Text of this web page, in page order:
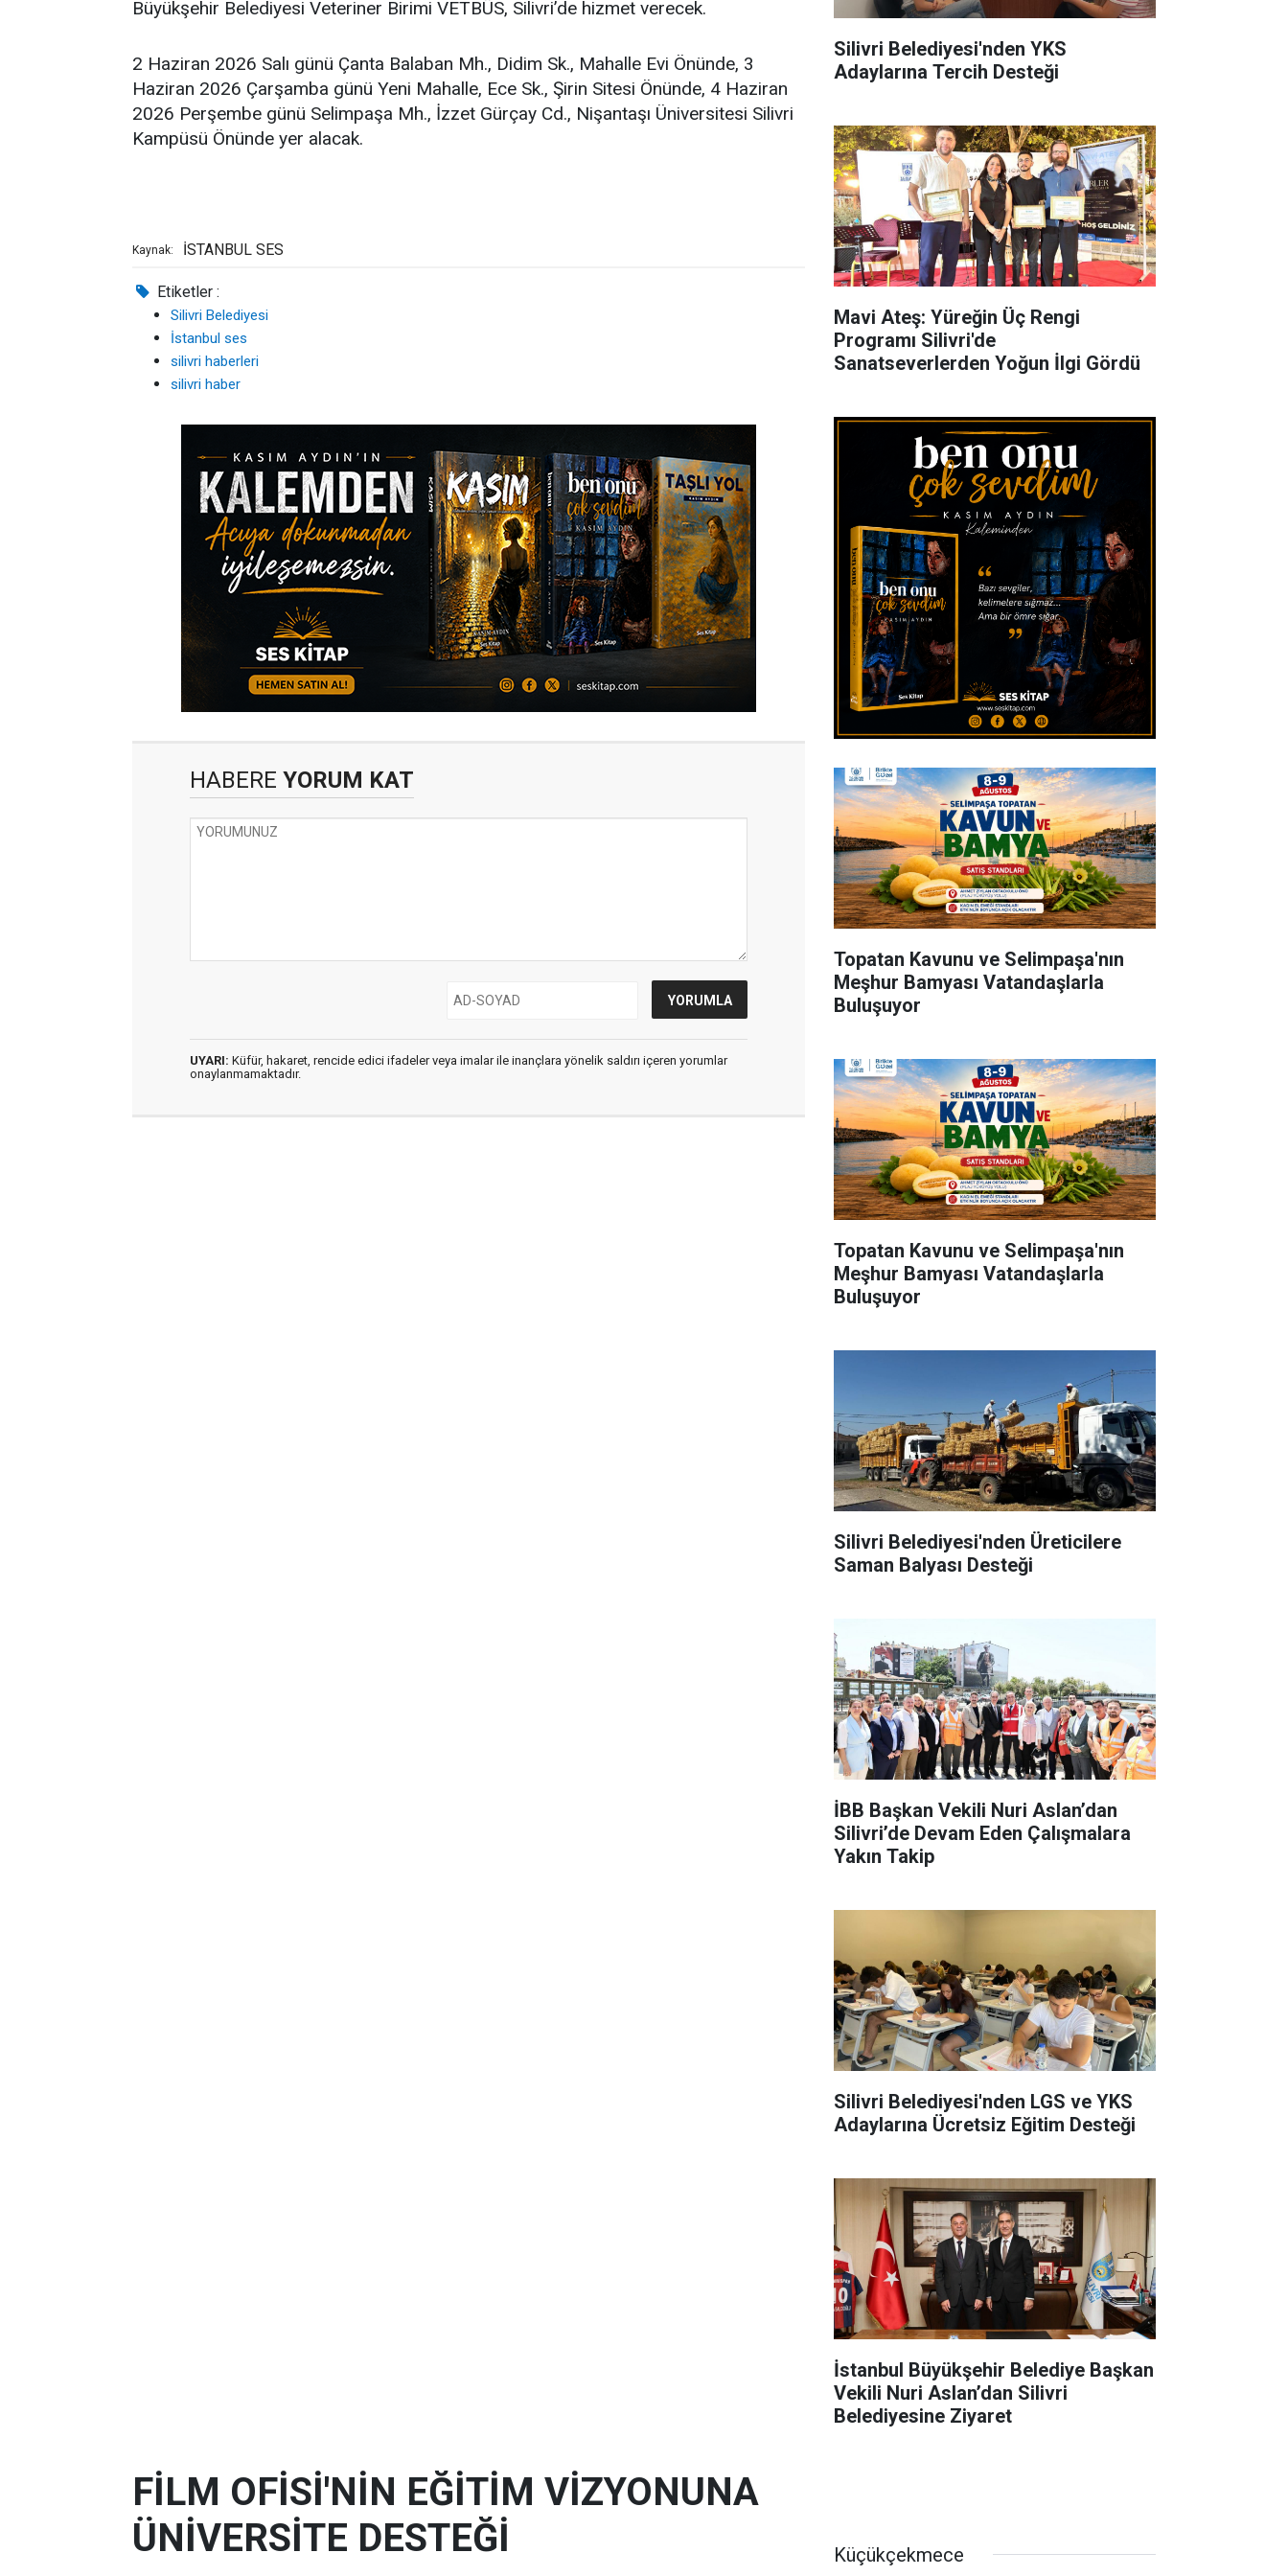
Büyükşehir Belediyesi Veteriner Birimi VETBÜS, Silivri’de hizmet verecek.
2 Haziran 2026 Salı günü Çanta Balaban Mh., Didim Sk., Mahalle Evi Önünde, 3
Haziran 2026 Çarşamba günü Yeni Mahalle, Ece Sk., Şirin Sitesi Önünde, 4 Haziran
2026 Perşembe günü Selimpaşa Mh., İzzet Gürçay Cd., Nişantaşı Üniversitesi Silivri
Kampüsü Önünde yer alacak.
Kaynak: İSTANBUL SES
Etiketler :
Silivri Belediyesi
İstanbul ses
silivri haberleri
silivri haber
HABERE YORUM KAT
UYARI: Küfür, hakaret, rencide edici ifadeler veya imalar ile inançlara yönelik saldırı içeren yorumlar
onaylanmamaktadır.
Silivri Belediyesi'nden YKS
Adaylarına Tercih Desteği
Mavi Ateş: Yüreğin Üç Rengi
Programı Silivri'de
Sanatseverlerden Yoğun İlgi Gördü
Topatan Kavunu ve Selimpaşa'nın
Meşhur Bamyası Vatandaşlarla
Buluşuyor
Topatan Kavunu ve Selimpaşa'nın
Meşhur Bamyası Vatandaşlarla
Buluşuyor
Silivri Belediyesi'nden Üreticilere
Saman Balyası Desteği
İBB Başkan Vekili Nuri Aslan’dan
Silivri’de Devam Eden Çalışmalara
Yakın Takip
Silivri Belediyesi'nden LGS ve YKS
Adaylarına Ücretsiz Eğitim Desteği
İstanbul Büyükşehir Belediye Başkan
Vekili Nuri Aslan’dan Silivri
Belediyesine Ziyaret
FİLM OFİSİ'NİN EĞİTİM VİZYONUNA
ÜNİVERSİTE DESTEĞİ
Küçükçekmece